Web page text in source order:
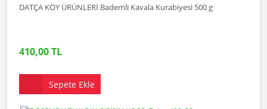
DATÇA KÖY ÜRÜNLERİ Bademli Kavala Kurabiyesi 500 g
410,00 TL
Sepete Ekle